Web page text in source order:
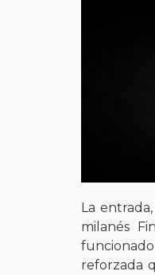
La
milanés
reforzada